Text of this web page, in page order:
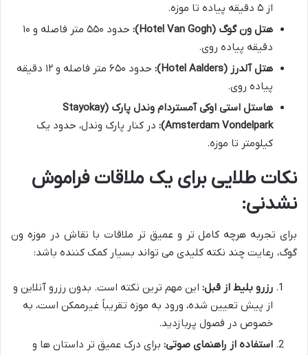
از ۵ دقیقه پیاده تا موزه.
هتل ون گوگ (Hotel Van Gogh):
حدود ۵۵۰ متر فاصله و ۱۰
دقیقه پیاده روی.
هتل آلدرز (Hotel Aalders):
حدود ۶۵۰ متر فاصله و ۱۲ دقیقه
پیاده روی.
هاستل استی اوکی آمستردام وندل پارک (Stayokay
Amsterdam Vondelpark):
در کنار پارک وندل، حدود یک
کیلومتر تا موزه.
نکات طلایی برای یک ملاقات فراموش
نشدنی:
برای تجربه هرچه کامل تر و عمیق تر ملاقات با نقاش در موزه ون
گوگ، رعایت چند نکته کلیدی می تواند بسیار کمک کننده باشد:
رزرو بلیط از قبل: این مهم ترین نکته است. بدون رزرو آنلاین و
از پیش تعیین شده، ورود به موزه تقریباً غیرممکن است، به
خصوص در فصول پربازدید.
استفاده از راهنمای صوتی: برای درک عمیق تر داستان ها و